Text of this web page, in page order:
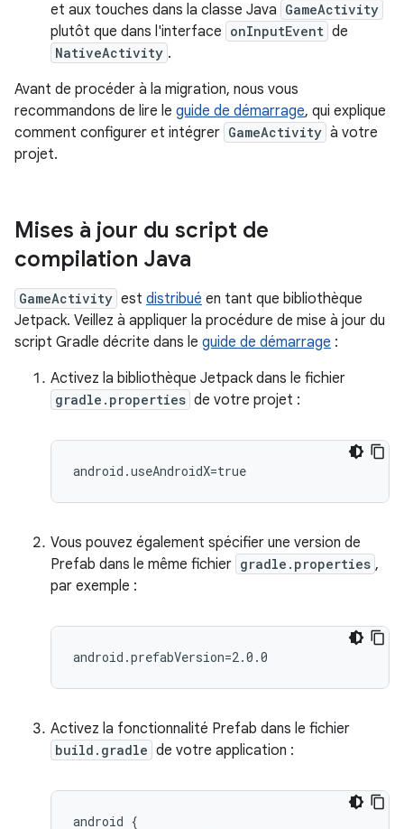
et aux touches dans la classe Java GameActivity
plutôt que dans l'interface onInputEvent de
NativeActivity .
Avant de procéder à la migration, nous vous
recommandons de lire le guide de démarrage, qui explique
comment configurer et intégrer GameActivity à votre
projet.
Mises à jour du script de
compilation Java
GameActivity est distribué en tant que bibliothèque
Jetpack. Veillez à appliquer la procédure de mise à jour du
script Gradle décrite dans le guide de démarrage :
Activez la bibliothèque Jetpack dans le fichier
gradle.properties de votre projet :
Vous pouvez également spécifier une version de
Prefab dans le même fichier gradle.properties ,
par exemple :
Activez la fonctionnalité Prefab dans le fichier
build.gradle de votre application :
android {